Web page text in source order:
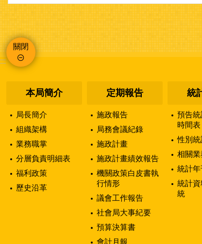
關閉
:::
本局簡介
局長簡介
組織架構
業務職掌
分層負責明細表
福利政策
歷史沿革
定期報告
施政報告
局務會議紀錄
施政計畫
施政計畫績效報告
機關政策白皮書執
行情形
議會工作報告
社會局大事紀要
預算決算書
會計月報
統
預告
時間表
性別統
相關
統計年
統計
統